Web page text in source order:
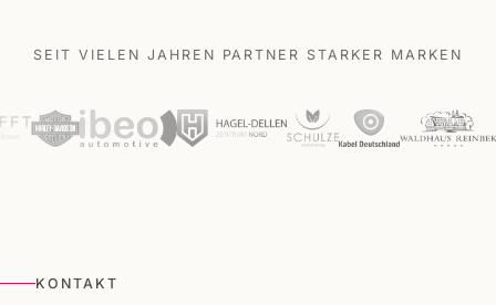
SEIT VIELEN JAHREN PARTNER STARKER MARKEN
KONTAKT